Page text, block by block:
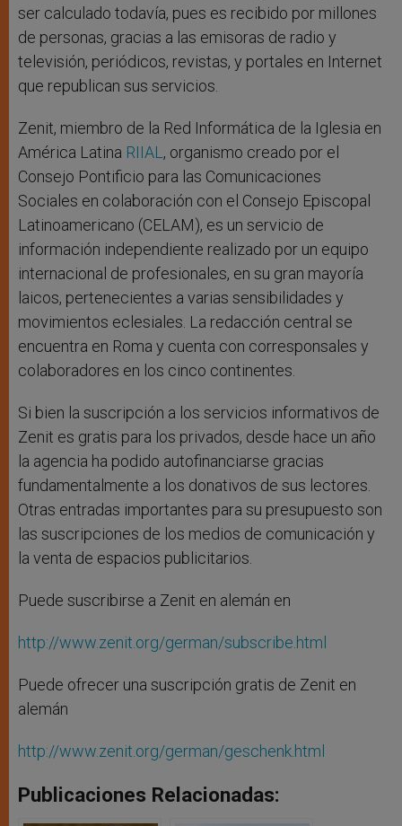
ser calculado todavía, pues es recibido por millones
de personas, gracias a las emisoras de radio y
televisión, periódicos, revistas, y portales en Internet
que republican sus servicios.
Zenit, miembro de la Red Informática de la Iglesia en
América Latina RIIAL, organismo creado por el
Consejo Pontificio para las Comunicaciones
Sociales en colaboración con el Consejo Episcopal
Latinoamericano (CELAM), es un servicio de
información independiente realizado por un equipo
internacional de profesionales, en su gran mayoría
laicos, pertenecientes a varias sensibilidades y
movimientos eclesiales. La redacción central se
encuentra en Roma y cuenta con corresponsales y
colaboradores en los cinco continentes.
Si bien la suscripción a los servicios informativos de
Zenit es gratis para los privados, desde hace un año
la agencia ha podido autofinanciarse gracias
fundamentalmente a los donativos de sus lectores.
Otras entradas importantes para su presupuesto son
las suscripciones de los medios de comunicación y
la venta de espacios publicitarios.
Puede suscribirse a Zenit en alemán en
http://www.zenit.org/german/subscribe.html
Puede ofrecer una suscripción gratis de Zenit en
alemán
http://www.zenit.org/german/geschenk.html
Publicaciones Relacionadas: